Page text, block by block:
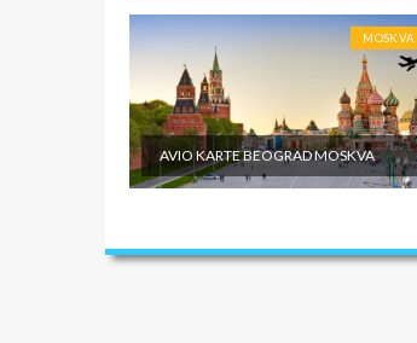
MOSKVA
AVIO KARTE BEOGRAD MOSKVA